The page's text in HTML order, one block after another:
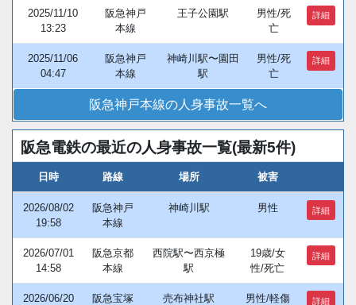
2025/11/10
13:23
阪急神戸
本線
王子公園駅
男性/死
亡
詳細
2025/11/06
04:47
阪急神戸
本線
神崎川駅〜園田
駅
男性/死
亡
詳細
阪急神戸本線の人身事故一覧へ
阪急電鉄の最近の人身事故一覧(最新5件)
日時 路線 場所 被害
2026/08/02
19:58
阪急神戸
本線
神崎川駅 男性 詳細
2026/07/01
14:58
阪急京都
本線
西院駅〜西京極
駅
19歳/女
性/死亡
詳細
2026/06/20 阪急宝塚 売布神社駅 男性/軽傷 詳細